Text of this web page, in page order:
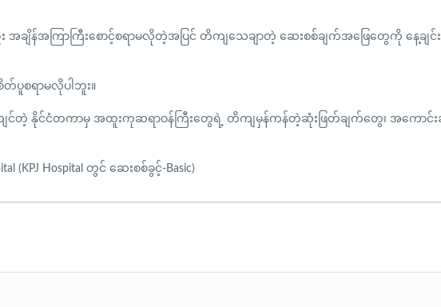
အချိန်အကြာကြီးစောင့်စရာမလိုတဲ့အပြင် တိကျသေချာတဲ့ ဆေးစစ်ချက်အဖြေတွေကို နေ့ချင်း
ပူစရာမလိုပါဘူး။
င်တဲ့ နိုင်ငံတကာမှ အထူးကုဆရာဝန်ကြီးတွေရဲ့ တိကျမှန်ကန်တဲ့ဆုံးဖြတ်ချက်တွေ၊ အကောင်
(KPJ Hospital တွင် ဆေးစစ်ခွင့်-Basic)